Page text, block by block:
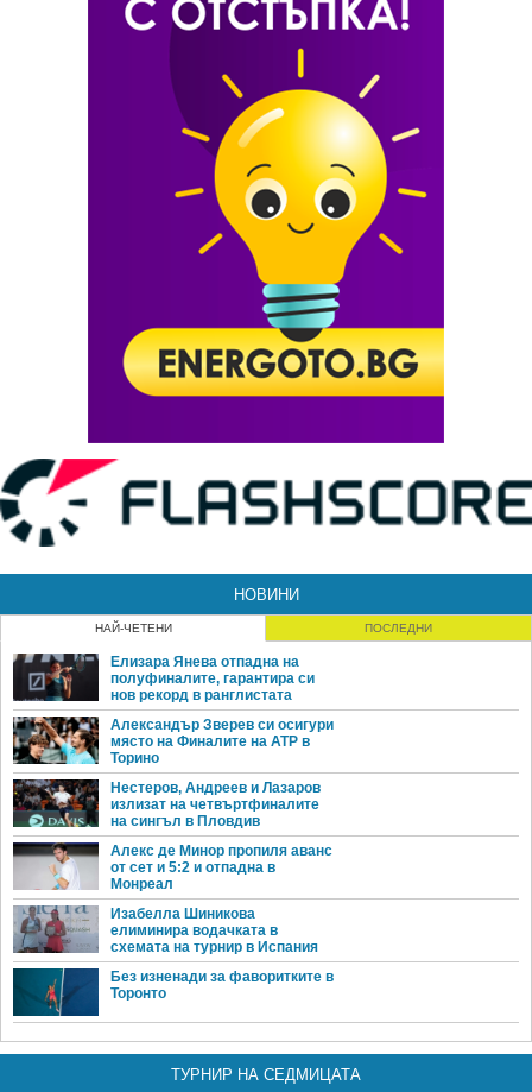
НОВИНИ
НАЙ-ЧЕТЕНИ ПОСЛЕДНИ
Елизара Янева отпадна на
полуфиналите, гарантира си
нов рекорд в ранглистата
Александър Зверев си осигури
място на Финалите на ATP в
Торино
Нестеров, Андреев и Лазаров
излизат на четвъртфиналите
на сингъл в Пловдив
Алекс де Минор пропиля аванс
от сет и 5:2 и отпадна в
Монреал
Изабелла Шиникова
елиминира водачката в
схемата на турнир в Испания
Без изненади за фаворитките в
Торонто
ТУРНИР НА СЕДМИЦАТА